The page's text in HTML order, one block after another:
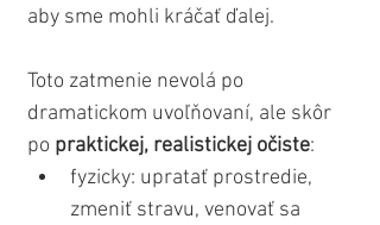
aby sme mohli kráčať ďalej.
Toto zatmenie nevolá po
dramatickom uvoľňovaní, ale skôr
po praktickej, realistickej očiste:
fyzicky: upratať prostredie,
zmeniť stravu, venovať sa